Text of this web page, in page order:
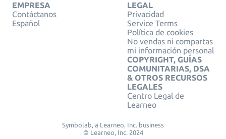
EMPRESA
Contáctanos
Español
LEGAL
Privacidad
Service Terms
Política de cookies
No vendas ni compartas
mi información personal
COPYRIGHT, GUÍAS
COMUNITARIAS, DSA
& OTROS RECURSOS
LEGALES
Centro Legal de
Learneo
Symbolab, a Learneo, Inc. business
© Learneo, Inc. 2024